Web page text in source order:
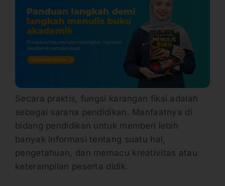
Secara praktis, fungsi karangan fiksi adalah
sebagai sarana pendidikan. Manfaatnya di
bidang pendidikan untuk memberi lebih
banyak informasi tentang suatu hal,
pengetahuan, dan memacu kreativitas atau
keterampilan peserta didik.